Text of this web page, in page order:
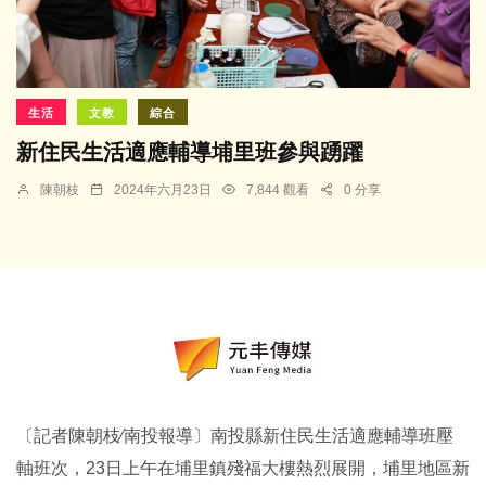
生活 文教 綜合
新住民生活適應輔導埔里班參與踴躍
陳朝枝 2024年六月23日 7,844 觀看 0 分享
〔記者陳朝枝∕南投報導〕南投縣新住民生活適應輔導班壓
軸班次，23日上午在埔里鎮殘福大樓熱烈展開，埔里地區新